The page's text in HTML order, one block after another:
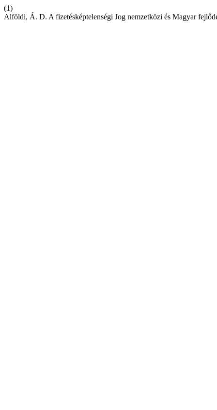
(1)
Alföldi, Á. D. A fizetésképtelenségi Jog nemzetközi és Magyar